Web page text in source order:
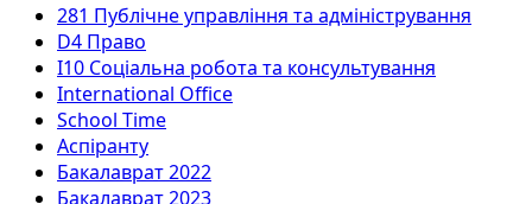
281 Публічне управління та адміністрування
D4 Право
I10 Соціальна робота та консультування
International Office
School Time
Аспіранту
Бакалаврат 2022
Бакалаврат 2023